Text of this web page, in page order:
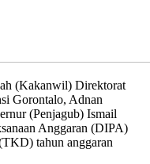
(Kakanwil) Direktorat
Gorontalo, Adnan
(Penjagub) Ismail
Anggaran (DIPA)
tahun anggaran